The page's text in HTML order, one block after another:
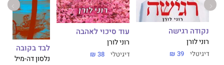
נקודה רגישה
רוני לורן
דיגיטלי 39 ₪
עוד סיכוי לאהבה
רוני לורן
דיגיטלי 38 ₪
לבד בקובה
נלסון דה-מיל